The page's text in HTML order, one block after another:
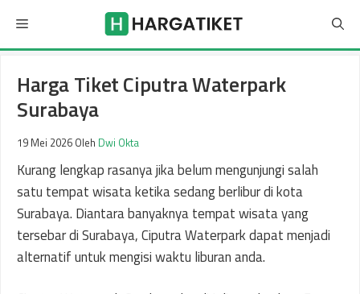
isi
Menu
Harga Tiket Ciputra Waterpark
Surabaya
19 Mei 2026 Oleh Dwi Okta
Kurang lengkap rasanya jika belum mengunjungi salah
satu tempat wisata ketika sedang berlibur di kota
Surabaya. Diantara banyaknya tempat wisata yang
tersebar di Surabaya, Ciputra Waterpark dapat menjadi
alternatif untuk mengisi waktu liburan anda.